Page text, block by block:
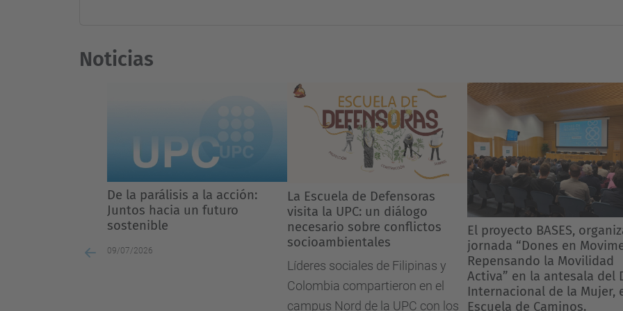
Noticias
De la parálisis a la acción:
Juntos hacia un futuro
sostenible
09/07/2026
La Escuela de Defensoras
visita la UPC: un diálogo
necesario sobre conflictos
socioambientales
El proyecto BASES, organiza la
jornada “Dones en Moviment:
Repensando la Movilidad
Activa” en la antesala del Día
Internacional de la Mujer, en la
Escuela de Caminos.
4ª
La Escuela de Defensoras
visita la UPC: un diálogo
necesario sobre conflictos
socioambientales
Líderes sociales de Filipinas y
Colombia compartieron en el
campus Nord de la UPC con los
El proyecto BASES, organiza la
jornada “Dones en Moviment:
Repensando la Movilidad
Activa” en la antesala del Día
Internacional de la Mujer, en la
Escuela de Caminos.
4ª
Se
4ª
Previous